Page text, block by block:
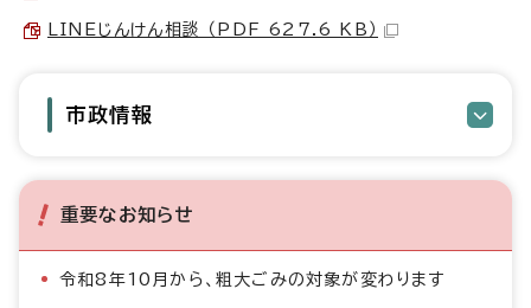
LINEじんけん相談 （PDF 627.6 KB）
市政情報
重要なお知らせ
令和8年10月から、粗大ごみの対象が変わります